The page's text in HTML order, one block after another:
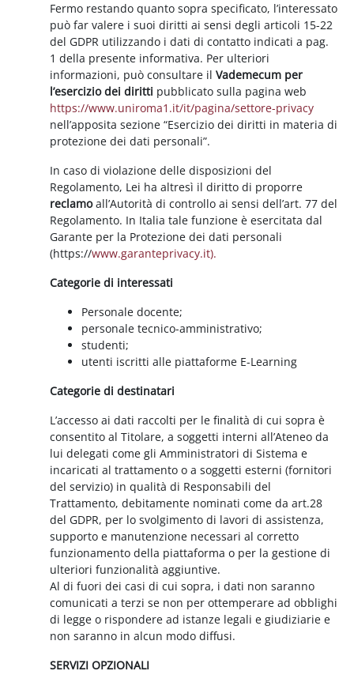
Fermo restando quanto sopra specificato, l’interessato
può far valere i suoi diritti ai sensi degli articoli 15-22
del GDPR utilizzando i dati di contatto indicati a pag.
1 della presente informativa. Per ulteriori
informazioni, può consultare ilVademecum per
l’esercizio dei diritti pubblicato sulla pagina web
https://www.uniroma1.it/it/pagina/settore-privacy
nell’apposita sezione “Esercizio dei diritti in materia di
protezione dei dati personali”.
In caso di violazione delle disposizioni del
Regolamento, Lei ha altresì il diritto di proporre
reclamoall’Autorità di controllo ai sensi dell’art. 77 del
Regolamento. In Italia tale funzione è esercitata dal
Garante per la Protezione dei dati personali
(https://www.garanteprivacy.it).
Categorie di interessati
Personale docente;
personale tecnico-amministrativo;
studenti;
utenti iscritti alle piattaforme E-Learning
Categorie di destinatari
L’accesso ai dati raccolti per le finalità di cui sopra è
consentito al Titolare, a soggetti interni all’Ateneo da
lui delegati come gli Amministratori di Sistema e
incaricati al trattamento o a soggetti esterni (fornitori
del servizio) in qualità di Responsabili del
Trattamento, debitamente nominati come da art.28
del GDPR, per lo svolgimento di lavori di assistenza,
supporto e manutenzione necessari al corretto
funzionamento della piattaforma o per la gestione di
ulteriori funzionalità aggiuntive.
Al di fuori dei casi di cui sopra, i dati non saranno
comunicati a terzi se non per ottemperare ad obblighi
di legge o rispondere ad istanze legali e giudiziarie e
non saranno in alcun modo diffusi.
SERVIZI OPZIONALI